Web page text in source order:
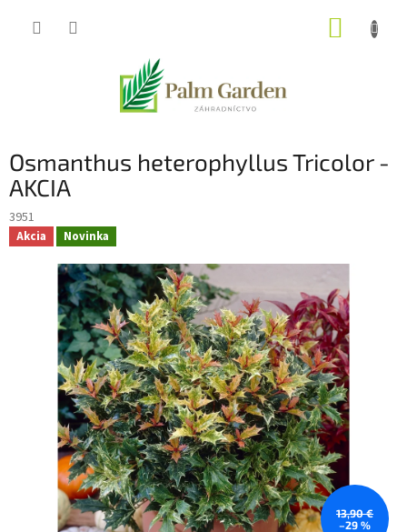
Osmanthus heterophyllus Tricolor -
AKCIA
3951
Akcia Novinka
13,90 €
–29 %